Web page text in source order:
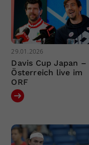
29.01.2026
Davis Cup Japan –
Österreich live im
ORF